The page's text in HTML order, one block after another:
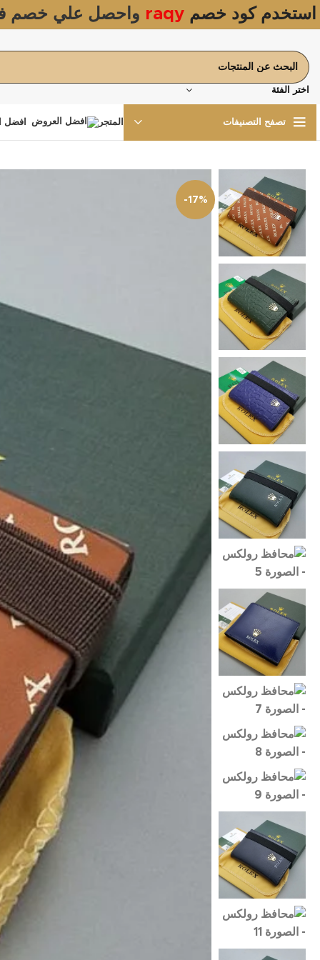
استخدم كود خصم raqy واحصل علي خصم
اختر الفئة
تصفح التصنيفات المتجر افضل
-17%